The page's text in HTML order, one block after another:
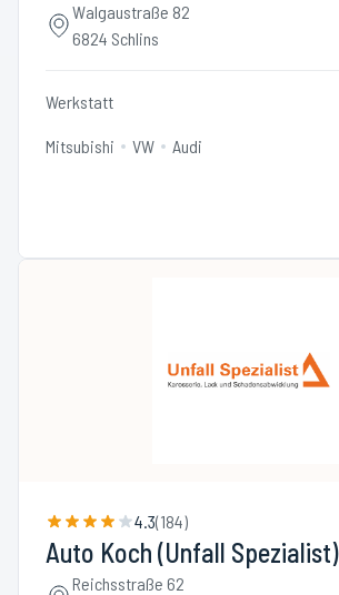
Walgaustraße 82
6824 Schlins
Werkstatt
Mitsubishi VW Audi
4.3(184)
Auto Koch (Unfall Spezialist)
Reichsstraße 62